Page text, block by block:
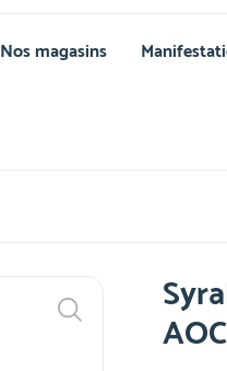
Nos magasins
AOC